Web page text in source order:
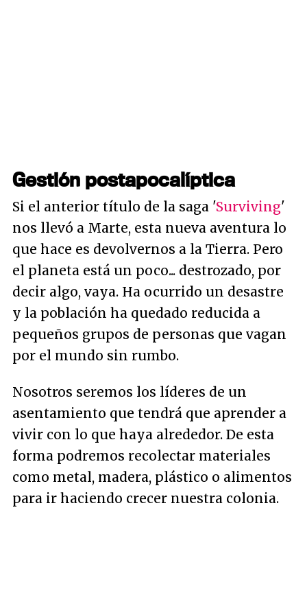
Gestión postapocalíptica
Si el anterior título de la saga 'Surviving'
nos llevó a Marte, esta nueva aventura lo
que hace es devolvernos a la Tierra. Pero
el planeta está un poco... destrozado, por
decir algo, vaya. Ha ocurrido un desastre
y la población ha quedado reducida a
pequeños grupos de personas que vagan
por el mundo sin rumbo.
Nosotros seremos los líderes de un
asentamiento que tendrá que aprender a
vivir con lo que haya alrededor. De esta
forma podremos recolectar materiales
como metal, madera, plástico o alimentos
para ir haciendo crecer nuestra colonia.